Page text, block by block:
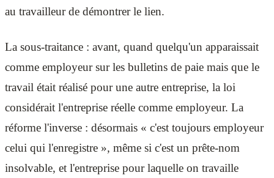
au travailleur de démontrer le lien.
La sous-traitance : avant, quand quelqu'un apparaissait
comme employeur sur les bulletins de paie mais que le
travail était réalisé pour une autre entreprise, la loi
considérait l'entreprise réelle comme employeur. La
réforme l'inverse : désormais « c'est toujours employeur
celui qui l'enregistre », même si c'est un prête-nom
insolvable, et l'entreprise pour laquelle on travaille